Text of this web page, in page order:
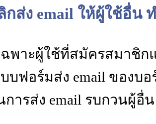
กส่ง email ให้ผู้ใช้อื่น
พาะผู้ใช้ที่สมัครสมาชิก
บฟอร์มส่ง email ของ
การส่ง email รบกวนผู้อื่